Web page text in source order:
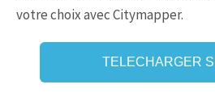
votre choix avec Citymapper.
TELECHARGER